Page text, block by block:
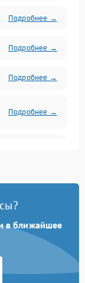
Подробнее →
Подробнее →
Подробнее →
Подробнее →
в ближайшее